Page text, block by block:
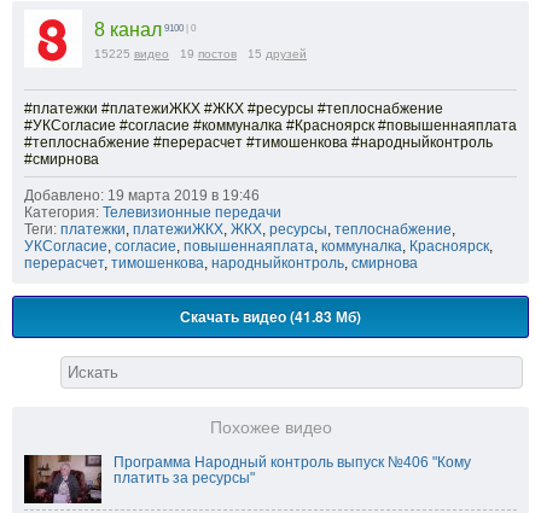
8 канал 9100 | 0
15225 видео 19 постов 15 друзей
#платежки #платежиЖКХ #ЖКХ #ресурсы #теплоснабжение
#УКСогласие #согласие #коммуналка #Красноярск #повышеннаяплата
#теплоснабжение #перерасчет #тимошенкова #народныйконтроль
#смирнова
Добавлено: 19 марта 2019 в 19:46
Категория: Телевизионные передачи
Теги: платежки платежиЖКХ ЖКХ ресурсы теплоснабжение
УКСогласие согласие повышеннаяплата коммуналка Красноярск
перерасчет, тимошенкова народныйконтроль смирнова
Скачать видео (41.83 Мб)
Похожее видео
Программа Народный контроль выпуск №406 "Кому
платить за ресурсы"